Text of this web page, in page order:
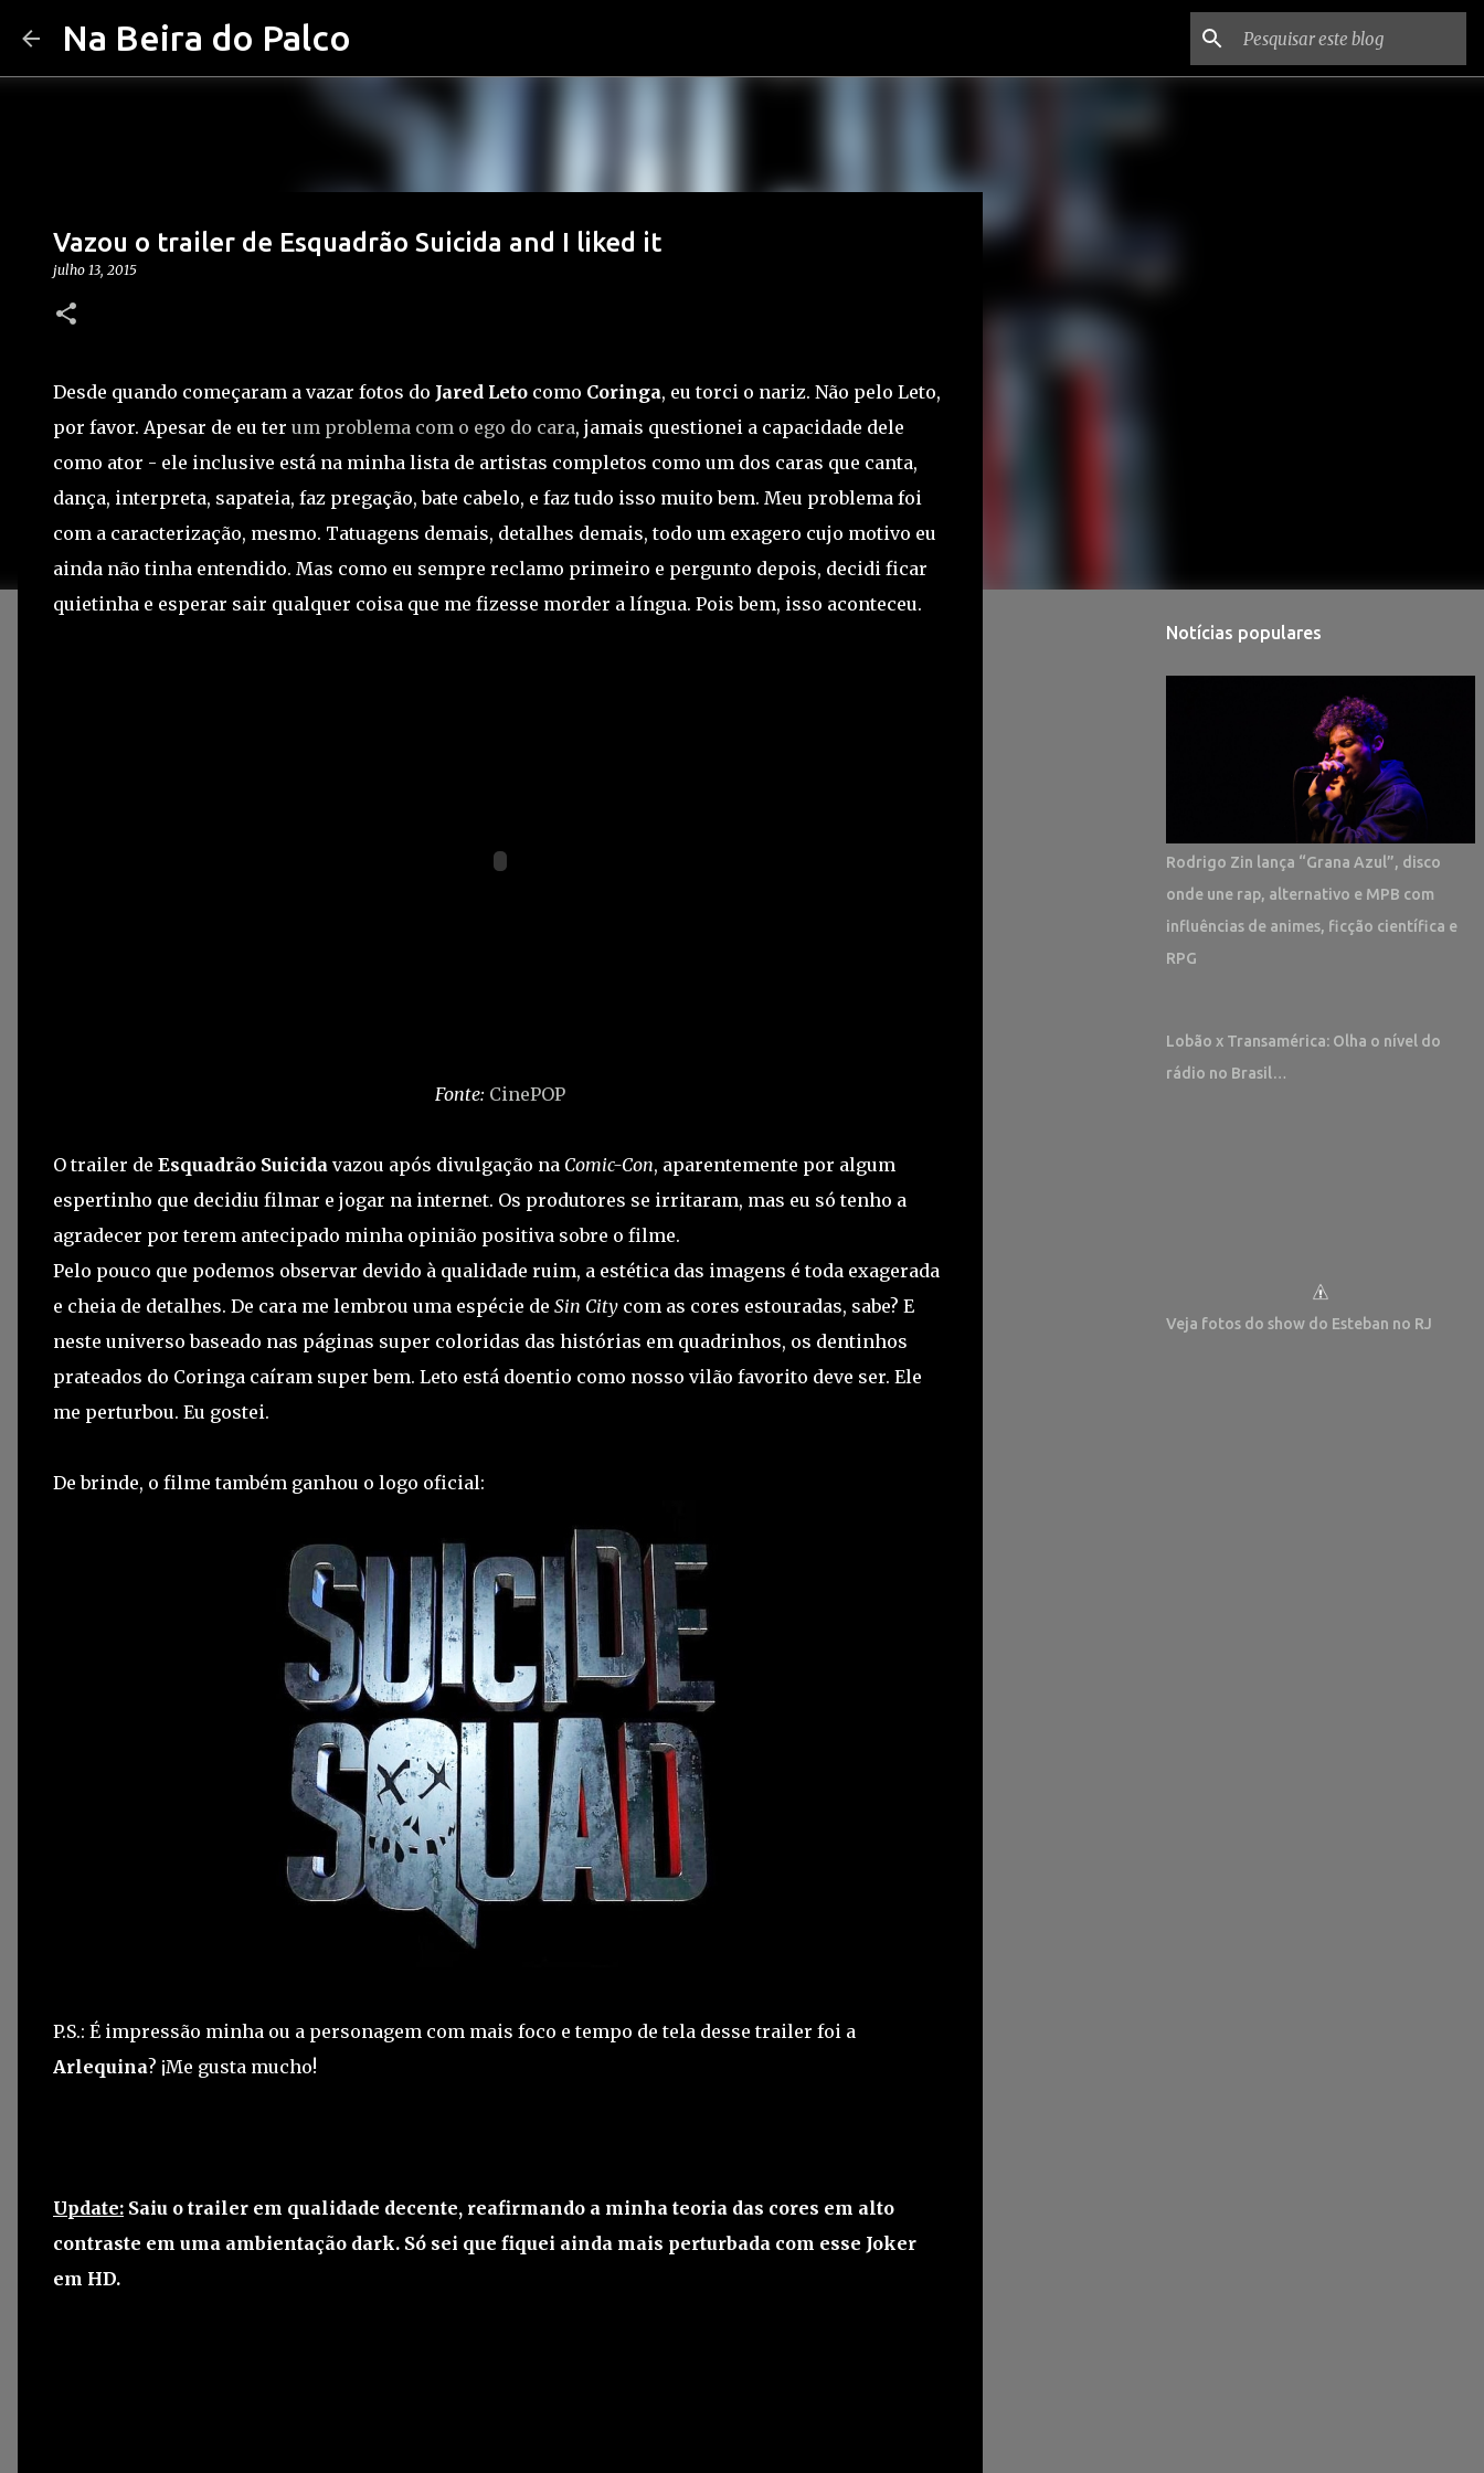
Na Beira do Palco
Vazou o trailer de Esquadrão Suicida and I liked it
julho 13, 2015
Desde quando começaram a vazar fotos do Jared Leto como Coringa, eu torci o nariz. Não pelo Leto,
por favor. Apesar de eu ter um problema com o ego do cara, jamais questionei a capacidade dele
como ator - ele inclusive está na minha lista de artistas completos como um dos caras que canta,
dança, interpreta, sapateia, faz pregação, bate cabelo, e faz tudo isso muito bem. Meu problema foi
com a caracterização, mesmo. Tatuagens demais, detalhes demais, todo um exagero cujo motivo eu
ainda não tinha entendido. Mas como eu sempre reclamo primeiro e pergunto depois, decidi ficar
quietinha e esperar sair qualquer coisa que me fizesse morder a língua. Pois bem, isso aconteceu.
Fonte: CinePOP
O trailer de Esquadrão Suicida vazou após divulgação na Comic-Con, aparentemente por algum
espertinho que decidiu filmar e jogar na internet. Os produtores se irritaram, mas eu só tenho a
agradecer por terem antecipado minha opinião positiva sobre o filme.
Pelo pouco que podemos observar devido à qualidade ruim, a estética das imagens é toda exagerada
e cheia de detalhes. De cara me lembrou uma espécie de Sin City com as cores estouradas, sabe? E
neste universo baseado nas páginas super coloridas das histórias em quadrinhos, os dentinhos
prateados do Coringa caíram super bem. Leto está doentio como nosso vilão favorito deve ser. Ele
me perturbou. Eu gostei.
De brinde, o filme também ganhou o logo oficial:
P.S.: É impressão minha ou a personagem com mais foco e tempo de tela desse trailer foi a
Arlequina? ¡Me gusta mucho!
Update: Saiu o trailer em qualidade decente, reafirmando a minha teoria das cores em alto
contraste em uma ambientação dark. Só sei que fiquei ainda mais perturbada com esse Joker
em HD.
Notícias populares
Rodrigo Zin lança “Grana Azul”, disco
onde une rap, alternativo e MPB com
influências de animes, ficção científica e
RPG
Lobão x Transamérica: Olha o nível do
rádio no Brasil…
Veja fotos do show do Esteban no RJ